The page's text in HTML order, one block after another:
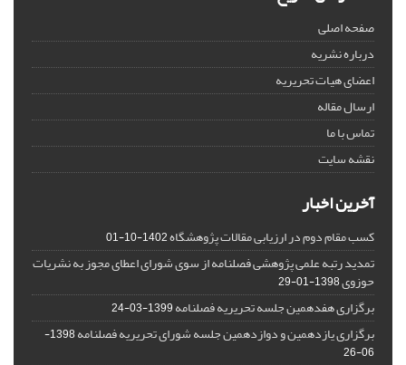
صفحه اصلی
درباره نشریه
اعضای هیات تحریریه
ارسال مقاله
تماس با ما
نقشه سایت
آخرین اخبار
کسب مقام دوم در ارزیابی مقالات پژوهشگاه1402-10-01
تمدید رتبه علمی پژوهشی فصلنامه از سوی شورای اعطای مجوز به نشریات
حوزوی1398-01-29
برگزاری هفدهمین جلسه تحریریه فصلنامه1399-03-24
برگزاری یازدهمین و دوازدهمین جلسه شورای تحریریه فصلنامه
1398-
06-26